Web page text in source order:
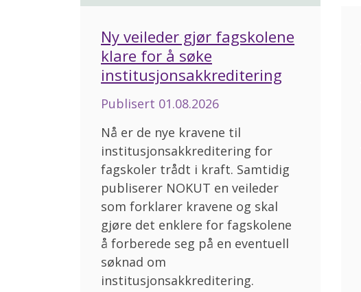
Ny veileder gjør fagskolene
klare for å søke
institusjonsakkreditering
Publisert 01.08.2026
Nå er de nye kravene til
institusjonsakkreditering for
fagskoler trådt i kraft. Samtidig
publiserer NOKUT en veileder
som forklarer kravene og skal
gjøre det enklere for fagskolene
å forberede seg på en eventuell
søknad om
institusjonsakkreditering.